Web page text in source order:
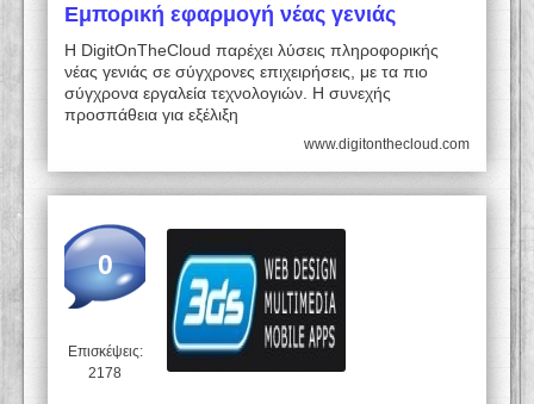
Εμπορική εφαρμογή νέας γενιάς
Η DigitOnTheCloud παρέχει λύσεις πληροφορικής
νέας γενιάς σε σύγχρονες επιχειρήσεις, με τα πιο
σύγχρονα εργαλεία τεχνολογιών. Η συνεχής
προσπάθεια για εξέλιξη
www.digitonthecloud.com
0
Επισκέψεις:
2178